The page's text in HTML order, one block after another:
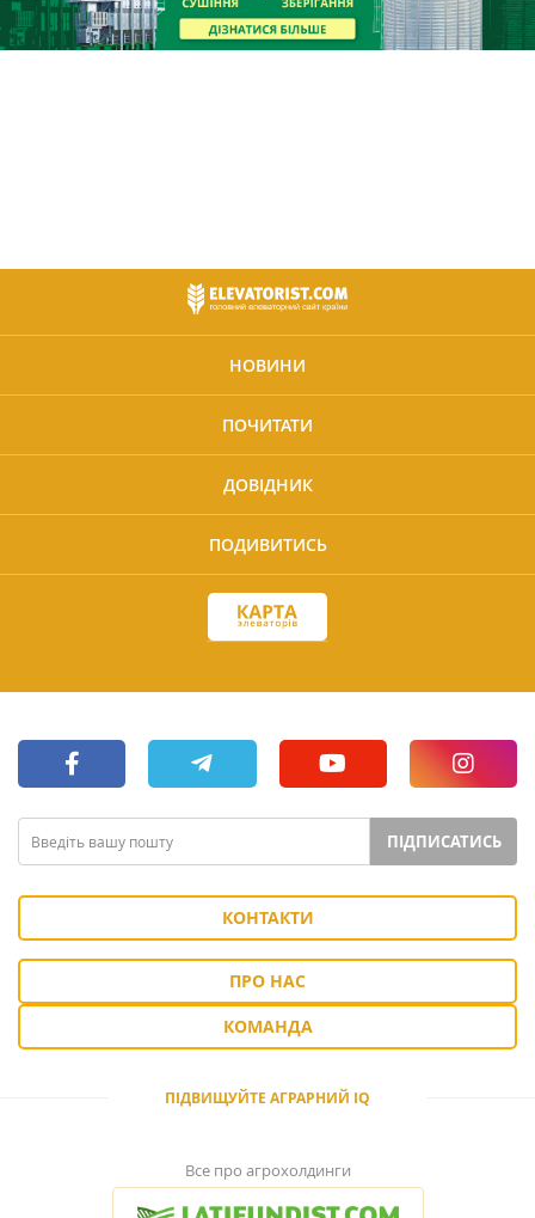
НОВИНИ
ПОЧИТАТИ
ДОВІДНИК
ПОДИВИТИСЬ
ПІДПИСАТИСЬ
КОНТАКТИ
ПРО НАС
КОМАНДА
ПІДВИЩУЙТЕ АГРАРНИЙ IQ
Все про агрохолдинги